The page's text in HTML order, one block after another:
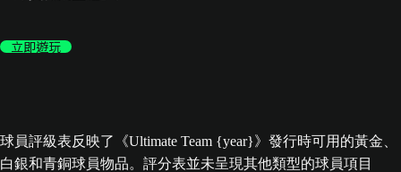
立即遊玩
球員評級表反映了《Ultimate Team {year}》發行時可用的黃金、
白銀和青銅球員物品。評分表並未呈現其他類型的球員項目